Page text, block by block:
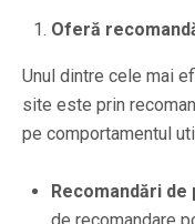
Oferă
Unul dintre cele mai
site este prin
pe comportamentul
Recomandări de